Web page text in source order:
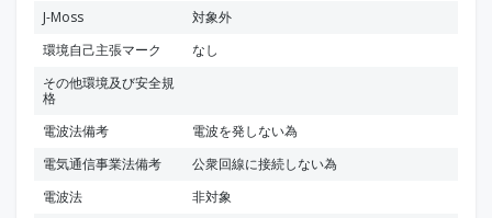
J-Moss
対象外
環境自己主張マーク
なし
その他環境及び安全規
格
電波法備考
電波を発しない為
電気通信事業法備考
公衆回線に接続しない為
電波法
非対象